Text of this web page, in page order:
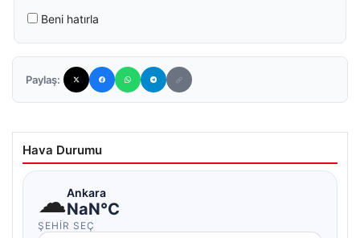
Beni hatırla
Paylaş:
Hava Durumu
☁Ankara
NaN°C
ŞEHIR SEÇ